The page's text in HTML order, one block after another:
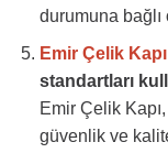
durumuna
Emir Çelik Kapı
standartları
Emir Çelik
güvenlik ve